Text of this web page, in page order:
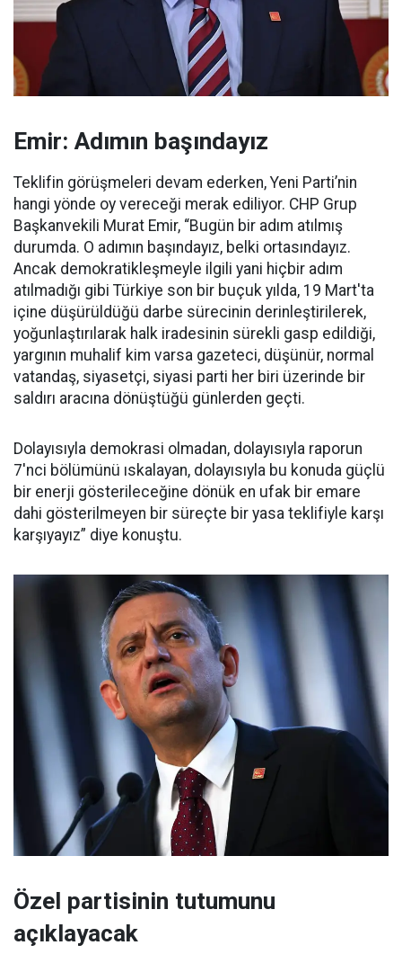
Emir: Adımın başındayız
Teklifin görüşmeleri devam ederken, Yeni Parti’nin
hangi yönde oy vereceği merak ediliyor. CHP Grup
Başkanvekili Murat Emir, “Bugün bir adım atılmış
durumda. O adımın başındayız, belki ortasındayız.
Ancak demokratikleşmeyle ilgili yani hiçbir adım
atılmadığı gibi Türkiye son bir buçuk yılda, 19 Mart'ta
içine düşürüldüğü darbe sürecinin derinleştirilerek,
yoğunlaştırılarak halk iradesinin sürekli gasp edildiği,
yargının muhalif kim varsa gazeteci, düşünür, normal
vatandaş, siyasetçi, siyasi parti her biri üzerinde bir
saldırı aracına dönüştüğü günlerden geçti.
Dolayısıyla demokrasi olmadan, dolayısıyla raporun
7'nci bölümünü ıskalayan, dolayısıyla bu konuda güçlü
bir enerji gösterileceğine dönük en ufak bir emare
dahi gösterilmeyen bir süreçte bir yasa teklifiyle karşı
karşıyayız” diye konuştu.
Özel partisinin tutumunu
açıklayacak